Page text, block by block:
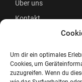
Um dir ein optimales
Cookies, um
zuzugreifen. Wenn du
Über uns
Kontakt